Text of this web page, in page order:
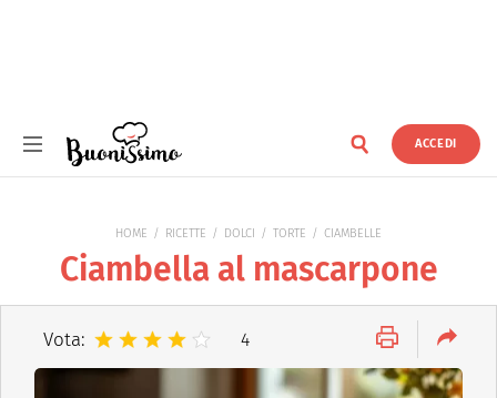
ACCEDI
HOME RICETTE DOLCI TORTE CIAMBELLE
Ciambella al mascarpone
Vota: 4